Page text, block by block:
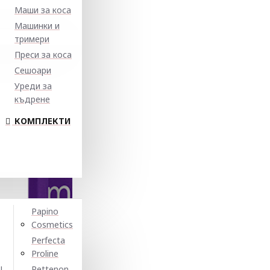
Маши за коса
Машинки и
тримери
Преси за коса
Сешоари
Уреди за
къдрене
КОМПЛЕКТИ
Papino
Cosmetics
Perfecta
Proline